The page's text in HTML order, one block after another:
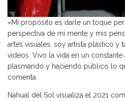
«Mi propósito es darle un toque
perspectiva de mi mente y mis
artes visuales, soy artista plástico y
videos. Vivo la vida en un constante
plasmando y haciendo público lo
comenta.
Nahual del Sol visualiza el 2021